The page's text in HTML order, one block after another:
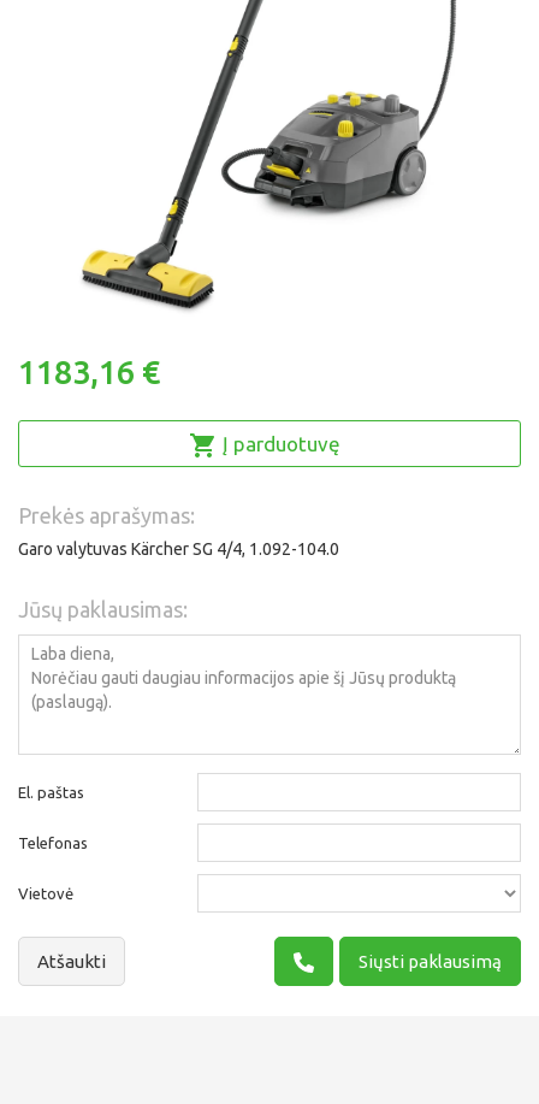
1183,16 €
Į parduotuvę
Prekės aprašymas:
Garo valytuvas Kärcher SG 4/4, 1.092-104.0
Jūsų paklausimas:
El. paštas
Telefonas
Vietovė
Atšaukti Siųsti paklausimą